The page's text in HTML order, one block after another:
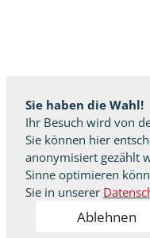
Sie haben die Wahl!
Ihr Besuch wird von
Sie können hier
anonymisiert gezählt
Sinne optimieren
Sie in unserer
Ablehnen